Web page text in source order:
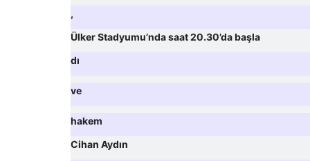
,
Ülker Stadyumu’nda saat 20.30’da başla
dı
ve
hakem
Cihan Aydın